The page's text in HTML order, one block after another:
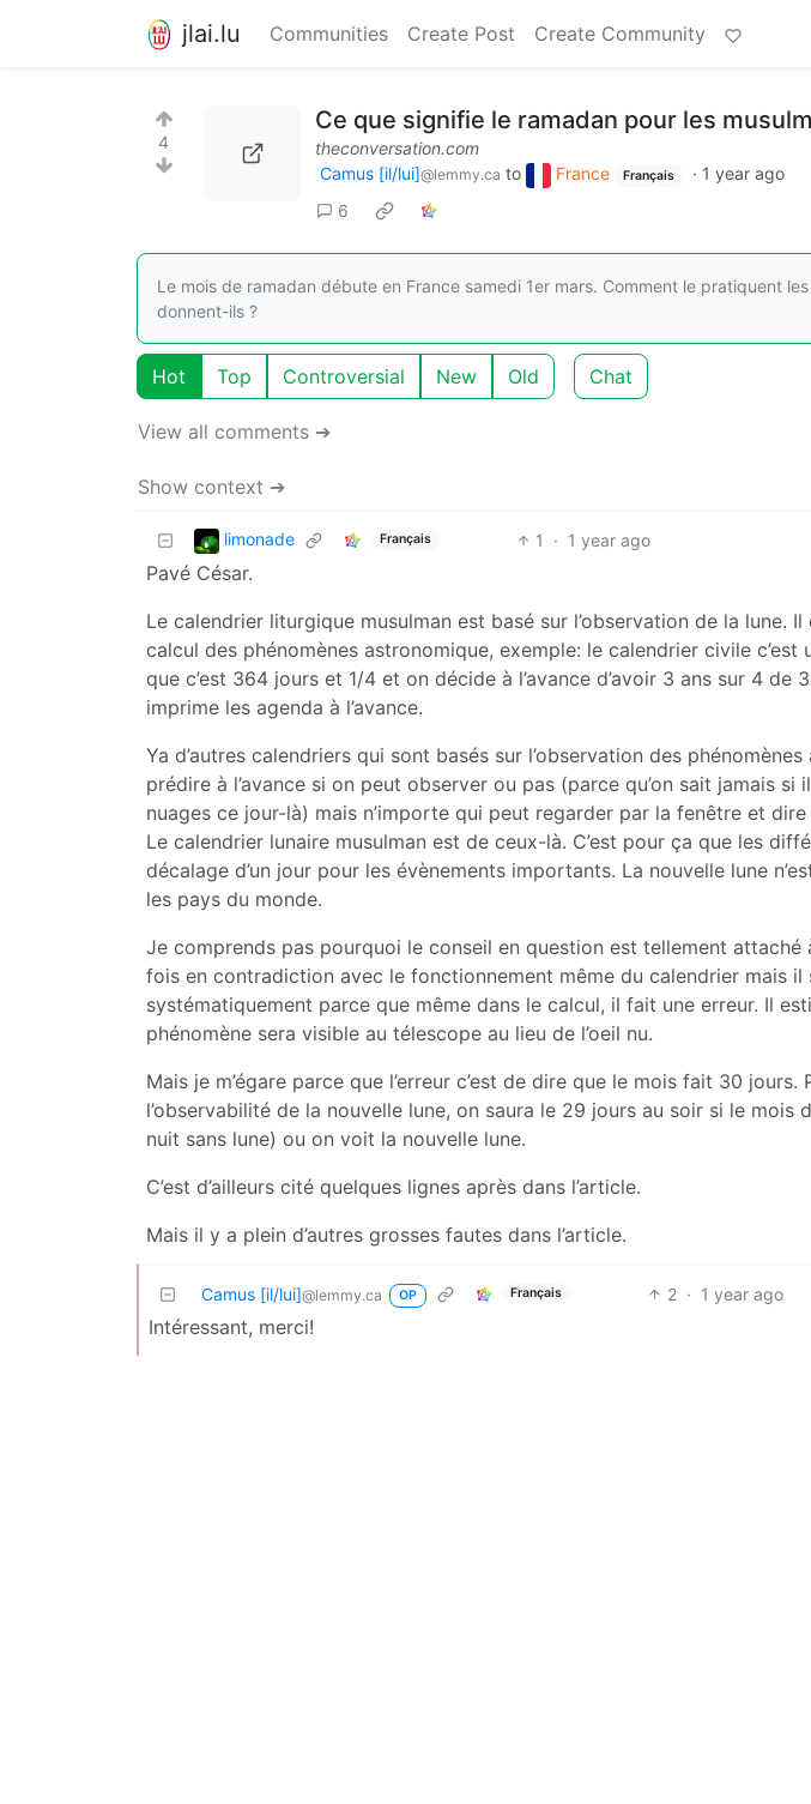
jlai.lu Communities Create Post Create Community
4
Ce que signifie le ramadan pour les
theconversation.com
Camus [il/lui]@lemmy.ca to France Français · 1 year ago
6
Le mois de ramadan débute en France samedi 1er mars. Comment le pratiquent
donnent-ils ?
Hot Top Controversial New Old Chat
View all comments ➔
Show context ➔
limonade Français 1 · 1 year ago
Pavé César.
Le calendrier liturgique musulman est basé sur l’observation de la lune.
calcul des phénomènes astronomique, exemple: le calendrier civile
que c’est 364 jours et 1/4 et on décide à l’avance d’avoir 3 ans sur 4
imprime les agenda à l’avance.
Ya d’autres calendriers qui sont basés sur l’observation des
prédire à l’avance si on peut observer ou pas (parce qu’on sait jamais
nuages ce jour-là) mais n’importe qui peut regarder par la fenêtre et
Le calendrier lunaire musulman est de ceux-là. C’est pour ça que les
décalage d’un jour pour les évènements importants. La nouvelle lune
les pays du monde.
Je comprends pas pourquoi le conseil en question est tellement
fois en contradiction avec le fonctionnement même du calendrier mais il
systématiquement parce que même dans le calcul, il fait une erreur. Il
phénomène sera visible au télescope au lieu de l’oeil nu.
Mais je m’égare parce que l’erreur c’est de dire que le mois fait 30
l’observabilité de la nouvelle lune, on saura le 29 jours au soir si le mois
nuit sans lune) ou on voit la nouvelle lune.
C’est d’ailleurs cité quelques lignes après dans l’article.
Mais il y a plein d’autres grosses fautes dans l’article.
Camus [il/lui]@lemmy.ca OP Français 2 · 1 year ago
Intéressant, merci!